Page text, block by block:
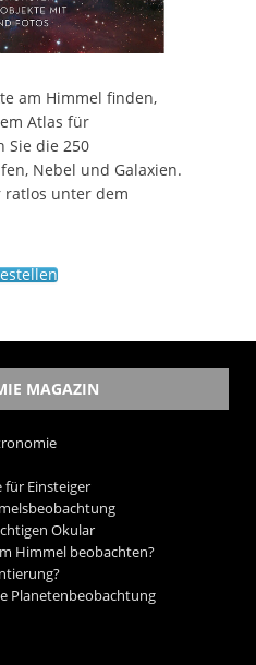
am Himmel finden,
Atlas für
Sie die 250
Nebel und Galaxien.
ratlos unter dem
MAGAZIN
Einsteiger
Okular
Himmel beobachten?
Planetenbeobachtung